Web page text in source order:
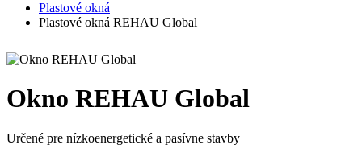
Plastové okná
Plastové okná REHAU Global
Okno REHAU Global
Určené pre nízkoenergetické a pasívne stavby